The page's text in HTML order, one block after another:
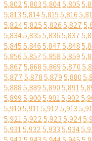
5,8025,8035,8045,805
5,8135,8145,8155,816
5,8245,8255,8265,827
5,8345,8355,8365,837
5,8455,8465,8475,848
5,8565,8575,8585,859
5,8675,8685,8695,870
5,8775,8785,8795,880
5,8885,8895,8905,891
5,8995,9005,9015,902
5,9105,9115,9125,913
5,9215,9225,9235,924
5,9315,9325,9335,934